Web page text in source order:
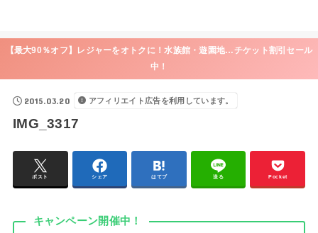
【最大90％オフ】レジャーをオトクに！水族館・遊園地…チケット割引セール
中！
2015.03.20 アフィリエイト広告を利用しています。
IMG_3317
ポスト シェア はてブ 送る Pocket
キャンペーン開催中！